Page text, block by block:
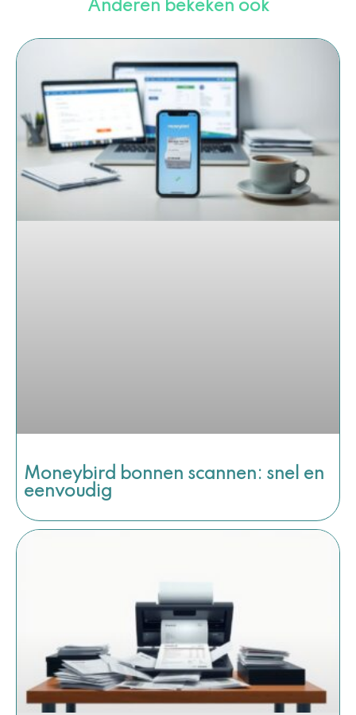
Anderen bekeken ook
Moneybird bonnen scannen: snel en
eenvoudig